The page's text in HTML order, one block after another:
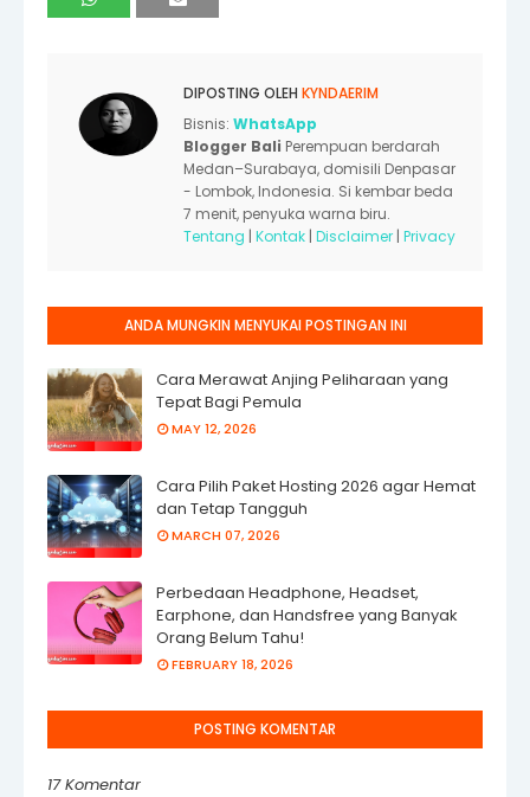
DIPOSTING OLEH KYNDAERIM
Bisnis: WhatsApp
Blogger Bali Perempuan berdarah
Medan–Surabaya, domisili Denpasar
- Lombok, Indonesia. Si kembar beda
7 menit, penyuka warna biru.
Tentang | Kontak | Disclaimer | Privacy
ANDA MUNGKIN MENYUKAI POSTINGAN INI
Cara Merawat Anjing Peliharaan yang
Tepat Bagi Pemula
MAY 12, 2026
Cara Pilih Paket Hosting 2026 agar Hemat
dan Tetap Tangguh
MARCH 07, 2026
Perbedaan Headphone, Headset,
Earphone, dan Handsfree yang Banyak
Orang Belum Tahu!
FEBRUARY 18, 2026
POSTING KOMENTAR
17 Komentar